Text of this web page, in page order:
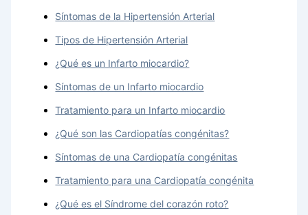
Síntomas de la Hipertensión Arterial
Tipos de Hipertensión Arterial
¿Qué es un Infarto miocardio?
Síntomas de un Infarto miocardio
Tratamiento para un Infarto miocardio
¿Qué son las Cardiopatías congénitas?
Síntomas de una Cardiopatía congénitas
Tratamiento para una Cardiopatía congénita
¿Qué es el Síndrome del corazón roto?